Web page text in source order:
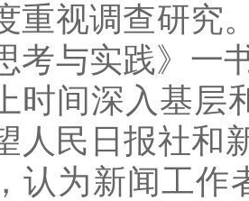
重视调查研究
考与实践》一
时间深入基层
人民日报社和
认为新闻工作